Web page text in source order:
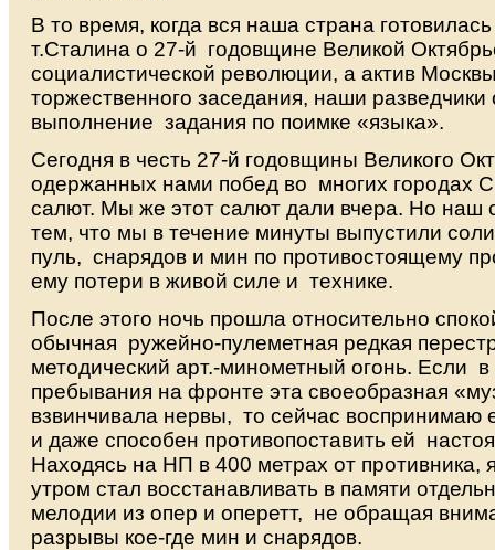
В то время, когда вся наша страна
т.Сталина о 27-й годовщине Великой
социалистической революции, а актив
торжественного заседания, наши разведчики
выполнение задания по поимке «языка».
Сегодня в честь 27-й годовщины Великого
одержанных нами побед во многих городах
салют. Мы же этот салют дали вчера. Но наш
тем, что мы в течение минуты выпустили
пуль, снарядов и мин по противостоящему
ему потери в живой силе и технике.
После этого ночь прошла относительно
обычная ружейно-пулеметная редкая
методический арт.-минометный огонь. Если
пребывания на фронте эта своеобразная
взвинчивала нервы, то сейчас воспринимаю
и даже способен противопоставить ей
Находясь на НП в 400 метрах от противника,
утром стал восстанавливать в памяти
мелодии из опер и оперетт, не обращая
разрывы кое-где мин и снарядов.